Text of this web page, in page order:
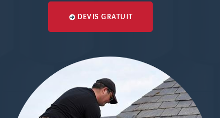
DEVIS GRATUIT